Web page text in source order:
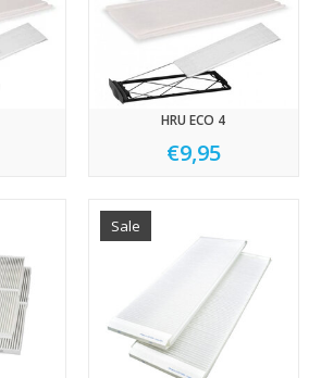
HRU ECO 4
€9,95
Sale